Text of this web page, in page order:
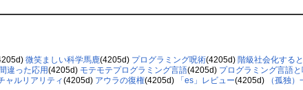
微笑ましい科学馬鹿(4205d) プログラミング呪術(4205d) 階級社会化する
違った応用(4205d) モテモテプログラミング言語(4205d) プログラミング言語と
ャルリアリティ(4205d) アウラの復権(4205d) 「es」レビュー(4205d) （孤独